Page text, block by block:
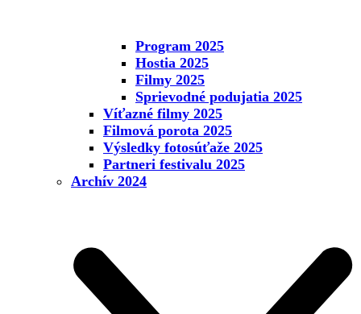
Program 2025
Hostia 2025
Filmy 2025
Sprievodné podujatia 2025
Víťazné filmy 2025
Filmová porota 2025
Výsledky fotosúťaže 2025
Partneri festivalu 2025
Archív 2024